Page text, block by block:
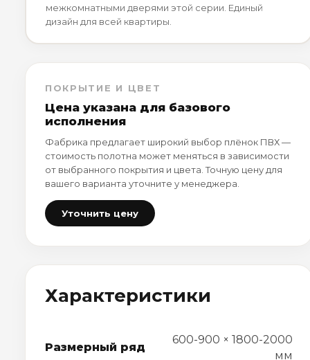
межкомнатными дверями этой серии. Единый
дизайн для всей квартиры.
ПОКРЫТИЕ И ЦВЕТ
Цена указана для базового
исполнения
Фабрика предлагает широкий выбор плёнок ПВХ —
стоимость полотна может меняться в зависимости
от выбранного покрытия и цвета. Точную цену для
вашего варианта уточните у менеджера.
Уточнить цену
Характеристики
Размерный ряд
600-900 × 1800-2000
мм